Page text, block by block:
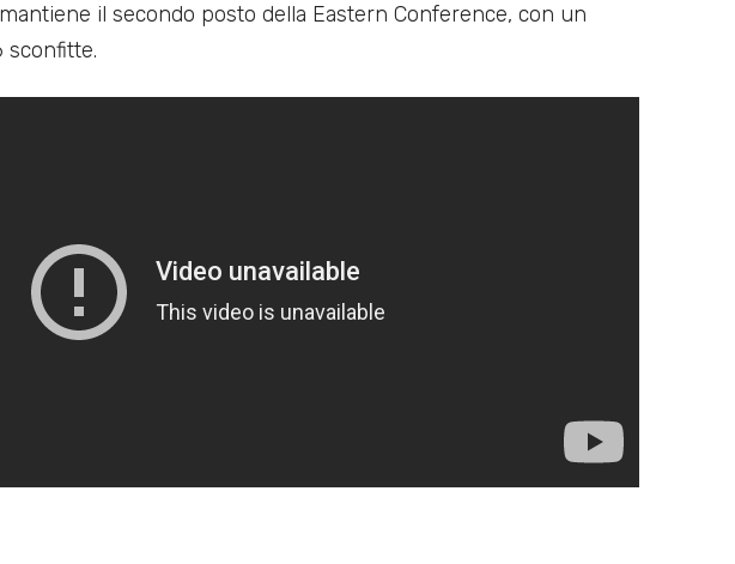
il secondo posto della Eastern Conference, con un
sconfitte.